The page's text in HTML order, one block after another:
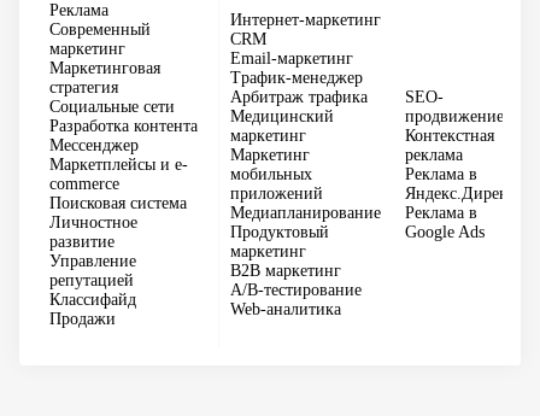
Реклама
Современный
маркетинг
Маркетинговая
стратегия
Социальные сети
Разработка контента
Мессенджер
Маркетплейсы и e-
commerce
Поисковая система
Личностное
развитие
Управление
репутацией
Классифайд
Продажи
Интернет-маркетинг
CRM
Email-маркетинг
Tрафик-менеджер
Арбитраж трафика
Медицинский
маркетинг
Маркетинг
мобильных
приложений
Медиапланирование
Продуктовый
маркетинг
B2B маркетинг
A/B-тестирование
Web-аналитика
SEO-
продвижение
Контекстная
реклама
Реклама в
Яндекс.Директ
Реклама в
Google Ads